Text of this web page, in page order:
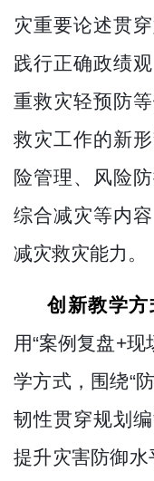
灾重要论述贯
践行正确政绩
重救灾轻预防
救灾工作的新
险管理、风险
综合减灾等内
减灾救灾能力。
创新教学方
用“案例复盘+现
学方式，围绕“
韧性贯穿规划
提升灾害防御水